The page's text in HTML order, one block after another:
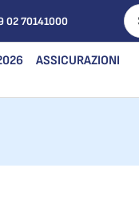
02 70141000
ASSICURAZIONI